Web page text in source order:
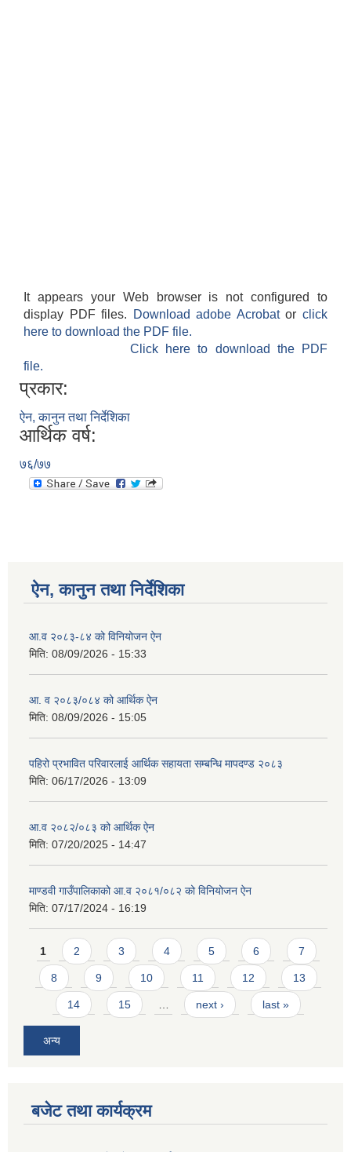
It appears your Web browser is not configured to
display PDF files.
Download adobe Acrobatorclick
here to download the PDF file.
Click here to download the PDF
file.
प्रकार:
ऐन, कानुन तथा निर्देशिका
आर्थिक वर्ष:
७६/७७
ऐन, कानुन तथा निर्देशिका
आ.व २०८३-८४ को विनियोजन ऐन
मिति: 08/09/2026 - 15:33
आ. व २०८३/०८४ को आर्थिक ऐन
मिति: 08/09/2026 - 15:05
पहिरो प्रभावित परिवारलाई आर्थिक सहायता सम्बन्धि मापदण्ड २०८३
मिति: 06/17/2026 - 13:09
आ.व २०८२/०८३ को आर्थिक ऐन
मिति: 07/20/2025 - 14:47
माण्डवी गाउँपालिकाको आ.व २०८१/०८२ को विनियोजन ऐन
मिति: 07/17/2024 - 16:19
Pages
1 2 3 4 5 6 7
8 9 10 11 12 13
14 15 next › last »
अन्य
बजेट तथा कार्यक्रम